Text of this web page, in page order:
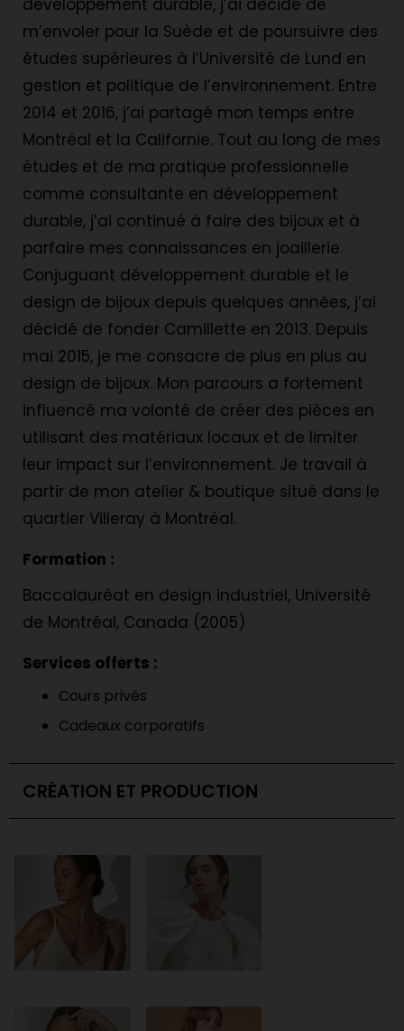
développement durable, j’ai décidé de
m’envoler pour la Suède et de poursuivre des
études supérieures à l’Université de Lund en
gestion et politique de l’environnement. Entre
2014 et 2016, j’ai partagé mon temps entre
Montréal et la Californie. Tout au long de mes
études et de ma pratique professionnelle
comme consultante en développement
durable, j’ai continué à faire des bijoux et à
parfaire mes connaissances en joaillerie.
Conjuguant développement durable et le
design de bijoux depuis quelques années, j’ai
décidé de fonder Camillette en 2013. Depuis
mai 2015, je me consacre de plus en plus au
design de bijoux. Mon parcours a fortement
influencé ma volonté de créer des pièces en
utilisant des matériaux locaux et de limiter
leur impact sur l’environnement. Je travail à
partir de mon atelier & boutique situé dans le
quartier Villeray à Montréal.
Formation :
Baccalauréat en design industriel, Université
de Montréal, Canada (2005)
Services offerts :
Cours privés
Cadeaux corporatifs
CRÉATION ET PRODUCTION